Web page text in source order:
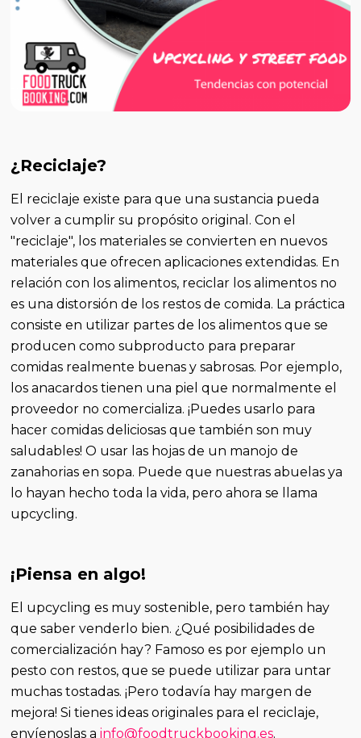
¿Reciclaje?
El reciclaje existe para que una sustancia pueda
volver a cumplir su propósito original. Con el
"reciclaje", los materiales se convierten en nuevos
materiales que ofrecen aplicaciones extendidas. En
relación con los alimentos, reciclar los alimentos no
es una distorsión de los restos de comida. La práctica
consiste en utilizar partes de los alimentos que se
producen como subproducto para preparar
comidas realmente buenas y sabrosas. Por ejemplo,
los anacardos tienen una piel que normalmente el
proveedor no comercializa. ¡Puedes usarlo para
hacer comidas deliciosas que también son muy
saludables! O usar las hojas de un manojo de
zanahorias en sopa. Puede que nuestras abuelas ya
lo hayan hecho toda la vida, pero ahora se llama
upcycling.
¡Piensa en algo!
El upcycling es muy sostenible, pero también hay
que saber venderlo bien. ¿Qué posibilidades de
comercialización hay? Famoso es por ejemplo un
pesto con restos, que se puede utilizar para untar
muchas tostadas. ¡Pero todavía hay margen de
mejora! Si tienes ideas originales para el reciclaje,
envíenoslas ainfo@foodtruckbooking.es.